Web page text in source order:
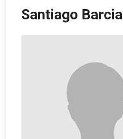
Santiago Barcia